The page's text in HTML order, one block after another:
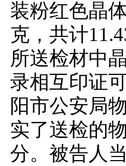
装粉红色晶
克，共计
所送检材中
录相互印证
阳市公安局
实了送检的
分。被告人